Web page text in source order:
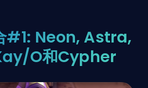
#1: Neon, Astra,
O和Cypher